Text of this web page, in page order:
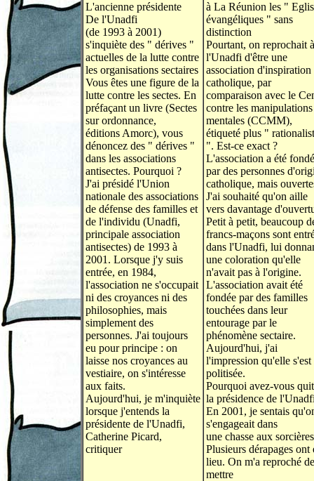
L'ancienne présidente
De l'Unadfi
(de 1993 à 2001)
s'inquiète des " dérives "
actuelles de la lutte contre
les organisations sectaires
Vous êtes une figure de la
lutte contre les sectes. En
préfaçant un livre (Sectes
sur ordonnance,
éditions Amorc), vous
dénoncez des " dérives "
dans les associations
antisectes. Pourquoi ?
J'ai présidé l'Union
nationale des associations
de défense des familles et
de l'individu (Unadfi,
principale association
antisectes) de 1993 à
2001. Lorsque j'y suis
entrée, en 1984,
l'association ne s'occupait
ni des croyances ni des
philosophies, mais
simplement des
personnes. J'ai toujours
eu pour principe : on
laisse nos croyances au
vestiaire, on s'intéresse
aux faits.
Aujourd'hui, je m'inquiète
lorsque j'entends la
présidente de l'Unadfi,
Catherine Picard,
critiquer
à La Réunion les "
évangéliques " sans
distinction
Pourtant, on reprochait à
l'Unadfi d'être une
association d'inspiration
catholique, par
comparaison avec le
contre les manipulations
mentales (CCMM),
étiqueté plus "
". Est-ce exact ?
L'association a été
par des personnes
catholique, mais
J'ai souhaité qu'on aille
vers davantage
Petit à petit, beaucoup
francs-maçons sont
dans l'Unadfi, lui
une coloration qu'elle
n'avait pas à l'origine.
L'association avait été
fondée par des familles
touchées dans leur
entourage par le
phénomène sectaire.
Aujourd'hui, j'ai
l'impression qu'elle s'est
politisée.
Pourquoi avez-vous
la présidence de
En 2001, je sentais
s'engageait dans
une chasse aux
Plusieurs dérapages ont
lieu. On m'a reproché de
mettre